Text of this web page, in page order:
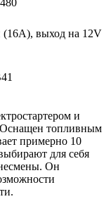
(16A), выход на 12V
и
Оснащен топливным
примерно 10
для себя
Он